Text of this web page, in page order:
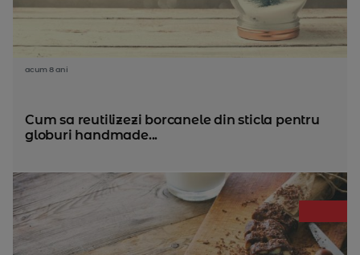
acum 8 ani
Cum sa reutilizezi borcanele din sticla pentru
globuri handmade...